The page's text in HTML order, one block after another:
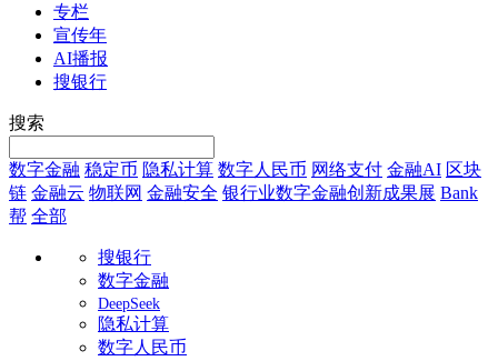
专栏
宣传年
AI播报
搜银行
搜索
数字金融 稳定币 隐私计算 数字人民币 网络支付 金融AI 区块
链 金融云 物联网 金融安全 银行业数字金融创新成果展 Bank
帮 全部
搜银行
数字金融
DeepSeek
隐私计算
数字人民币